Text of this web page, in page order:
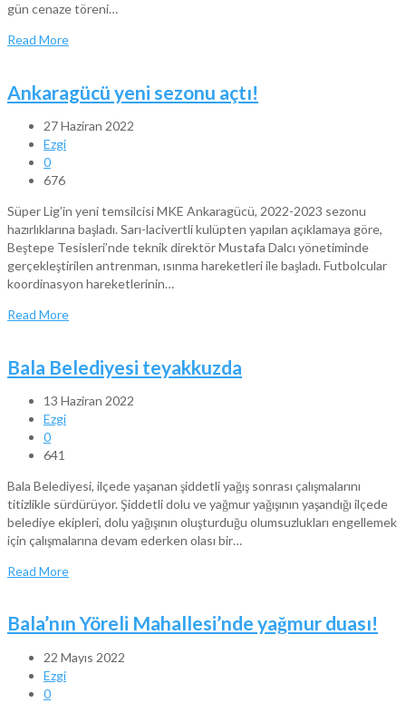
gün cenaze töreni…
Read More
Ankaragücü yeni sezonu açtı!
27 Haziran 2022
Ezgi
0
676
Süper Lig’in yeni temsilcisi MKE Ankaragücü, 2022-2023 sezonu
hazırlıklarına başladı. Sarı-lacivertli kulüpten yapılan açıklamaya göre,
Beştepe Tesisleri’nde teknik direktör Mustafa Dalcı yönetiminde
gerçekleştirilen antrenman, ısınma hareketleri ile başladı. Futbolcular
koordinasyon hareketlerinin…
Read More
Bala Belediyesi teyakkuzda
13 Haziran 2022
Ezgi
0
641
Bala Belediyesi, ilçede yaşanan şiddetli yağış sonrası çalışmalarını
titizlikle sürdürüyor. Şiddetli dolu ve yağmur yağışının yaşandığı ilçede
belediye ekipleri, dolu yağışının oluşturduğu olumsuzlukları engellemek
için çalışmalarına devam ederken olası bir…
Read More
Bala’nın Yöreli Mahallesi’nde yağmur duası!
22 Mayıs 2022
Ezgi
0